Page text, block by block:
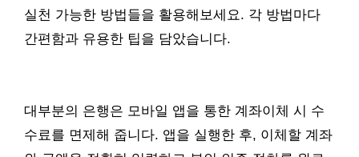
실천 가능한 방법들을 활용해보세요. 각 방법마다
간편함과 유용한 팁을 담았습니다.
대부분의 은행은 모바일 앱을 통한 계좌이체 시 수
수료를 면제해 줍니다. 앱을 실행한 후, 이체할 계좌